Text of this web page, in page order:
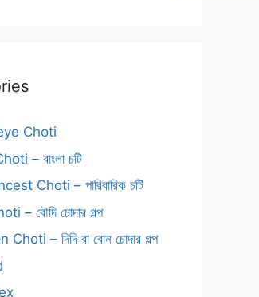
Choti
– বাংলা চটি
Choti – পারিবারিক চটি
– বৌদি চোদার গল্প
– দিদি বা বোন চোদার গল্প